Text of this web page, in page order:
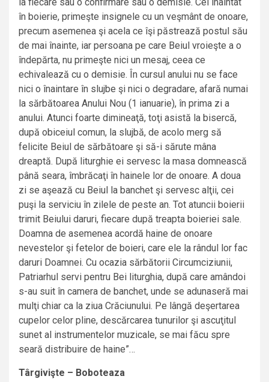
la fiecare sau o confirmare sau o demisie. Cel înaintat
în boierie, primeşte insignele cu un veşmânt de onoare,
precum asemenea şi acela ce îşi păstrează postul său
de mai înainte, iar persoana pe care Beiul vroieşte a o
îndepărta, nu primeşte nici un mesaj, ceea ce
echivalează cu o demisie. În cursul anului nu se face
nici o înaintare în slujbe şi nici o degradare, afară numai
la sărbătoarea Anului Nou (1 ianuarie), în prima zi a
anului. Atunci foarte dimineaţă, toţi asistă la bisercă,
după obiceiul comun, la slujbă, de acolo merg să
felicite Beiul de sărbătoare şi să-i sărute mâna
dreaptă. După liturghie ei servesc la masa domnească
până seara, îmbrăcaţi în hainele lor de onoare. A doua
zi se aşează cu Beiul la banchet şi servesc alţii, cei
puşi la serviciu în zilele de peste an. Tot atuncii boierii
trimit Beiului daruri, fiecare după treapta boieriei sale.
Doamna de asemenea acordă haine de onoare
nevestelor şi fetelor de boieri, care ele la rândul lor fac
daruri Doamnei. Cu ocazia sărbătorii Circumciziunii,
Patriarhul servi pentru Bei liturghia, după care amândoi
s-au suit în camera de banchet, unde se adunaseră mai
mulţi chiar ca la ziua Crăciunului. Pe lângă deşertarea
cupelor celor pline, descărcarea tunurilor şi ascuţitul
sunet al instrumentelor muzicale, se mai făcu spre
seară distribuire de haine”…
Târgivişte – Boboteaza